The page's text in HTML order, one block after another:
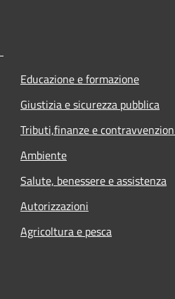
Educazione e formazione
Giustizia e sicurezza pubblica
Tributi,finanze e
Ambiente
Salute, benessere e assistenza
Autorizzazioni
Agricoltura e pesca